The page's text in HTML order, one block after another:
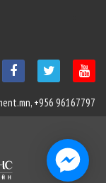
тамгаа
+956 96167797